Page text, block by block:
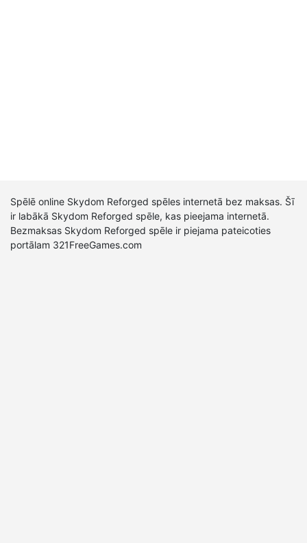
Spēlē online Skydom Reforged spēles internetā bez maksas. Šī
ir labākā Skydom Reforged spēle, kas pieejama internetā.
Bezmaksas Skydom Reforged spēle ir piejama pateicoties
portālam 321FreeGames.com